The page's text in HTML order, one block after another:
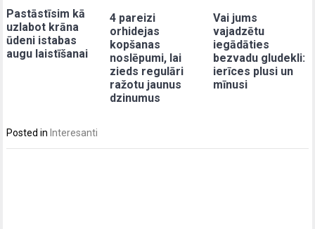
Pastāstīsim kā
uzlabot krāna
ūdeni istabas
augu laistīšanai
4 pareizi
orhidejas
kopšanas
noslēpumi, lai
zieds regulāri
ražotu jaunus
dzinumus
Vai jums
vajadzētu
iegādāties
bezvadu gludekli:
ierīces plusi un
mīnusi
Posted in Interesanti